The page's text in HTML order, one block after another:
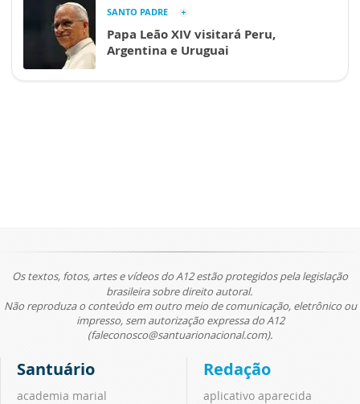
SANTO PADRE
Papa Leão XIV visitará Peru,
Argentina e Uruguai
Os textos, fotos, artes e vídeos do A12 estão protegidos pela legislação
brasileira sobre direito autoral.
Não reproduza o conteúdo em outro meio de comunicação, eletrônico ou
impresso, sem autorização expressa do A12
(faleconosco@santuarionacional.com).
Santuário
academia marial
Redação
aplicativo aparecida